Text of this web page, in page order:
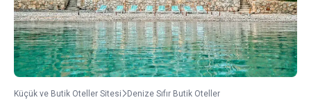
Küçük ve Butik Oteller Sitesi Denize Sıfır Butik Oteller